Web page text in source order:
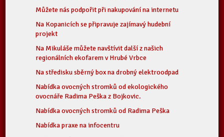
Můžete nás podpořit při nakupování na internetu
Na Kopanicích se připravuje zajímavý hudební
projekt
Na Mikuláše můžete navštívit další z našich
regionálních ekofarem v Hrubé Vrbce
Na středisku sběrný box na drobný elektroodpad
Nabídka ovocných stromků od ekologického
ovocnáře Radima Peška z Bojkovic.
Nabídka ovocných stromků od Radima Peška
Nabídka praxe na infocentru